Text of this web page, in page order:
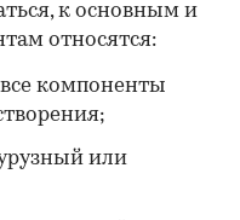
к основным и
относятся:
компоненты
или